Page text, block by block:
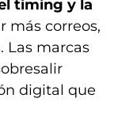
timing y la
más correos,
. Las marcas
digital que